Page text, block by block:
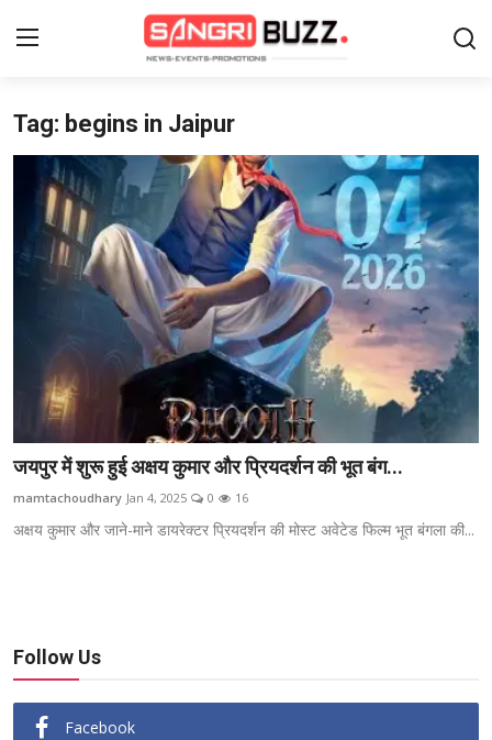
Login Register
Home
Contact
About Us
लाइफस्टाइल
मनोरंजन
ब्यूटी पेजेंट
Tag: begins in Jaipur
जयपुर में शुरू हुई अक्षय कुमार और प्रियदर्शन की भूत बंग...
mamtachoudhary Jan 4, 2025 0 16
अक्षय कुमार और जाने-माने डायरेक्टर प्रियदर्शन की मोस्ट अवेटेड फिल्म भूत बंगला की...
Follow Us
Facebook